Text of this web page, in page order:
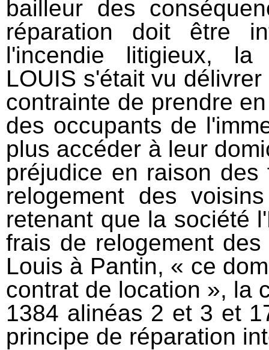
bailleur des
réparation doit être
l'incendie litigieux, la
LOUIS s'était vu
contrainte de prendre
des occupants de
plus accéder à leur
préjudice en raison
relogement des
retenant que la société
frais de relogement
Louis à Pantin, « ce
contrat de location », la
1384 alinéas 2 et 3 et
principe de réparation